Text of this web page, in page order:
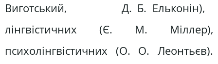
Виготський, Д. Б. Ельконін),
лінгвістичних (Є. М. Міллер),
психолінгвістичних (О. О. Леонтьєв).